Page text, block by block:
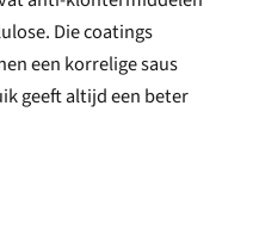
Die coatings
een korrelige saus
geeft altijd een beter